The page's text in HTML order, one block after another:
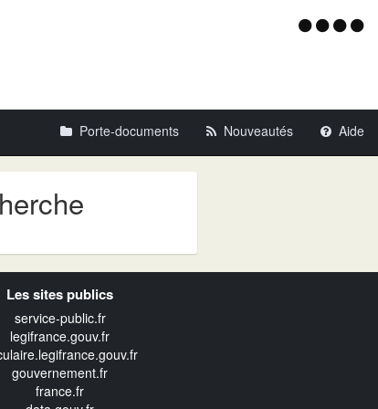
Menu
Porte-documents Nouveautés Aide
Les sites publics
service-public.fr
legifrance.gouv.fr
gouvernement.fr
france.fr